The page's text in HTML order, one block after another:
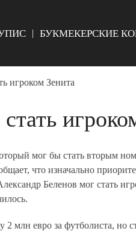
БУКМЕКЕРСКИЕ
игроком Зенита
мог бы стать вторым
что изначально
Беленов мог стать
млн евро за футболиста, но